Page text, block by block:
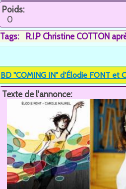
Poids:
0
Tags:
R.I.P Christine COTTON
BD "COMING IN" d'Élodie FONT et
Texte de l'annonce: